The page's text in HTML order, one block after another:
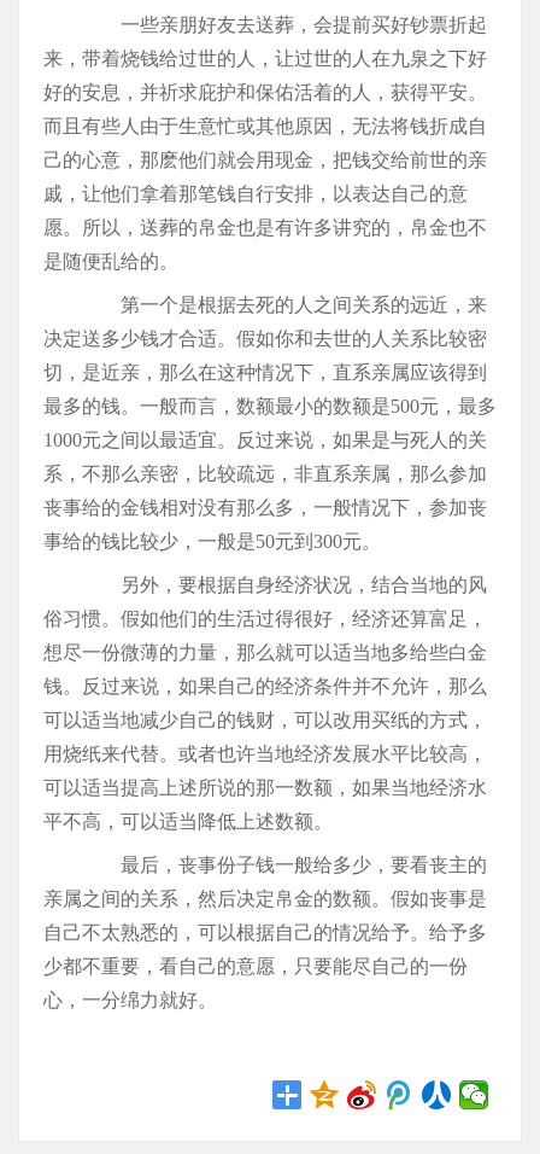
一些亲朋好友去送葬，会提前买好钞票折起
来，带着烧钱给过世的人，让过世的人在九泉之下好
好的安息，并祈求庇护和保佑活着的人，获得平安。
而且有些人由于生意忙或其他原因，无法将钱折成自
己的心意，那麽他们就会用现金，把钱交给前世的亲
戚，让他们拿着那笔钱自行安排，以表达自己的意
愿。所以，送葬的帛金也是有许多讲究的，帛金也不
是随便乱给的。
第一个是根据去死的人之间关系的远近，来
决定送多少钱才合适。假如你和去世的人关系比较密
切，是近亲，那么在这种情况下，直系亲属应该得到
最多的钱。一般而言，数额最小的数额是500元，最多
1000元之间以最适宜。反过来说，如果是与死人的关
系，不那么亲密，比较疏远，非直系亲属，那么参加
丧事给的金钱相对没有那么多，一般情况下，参加丧
事给的钱比较少，一般是50元到300元。
另外，要根据自身经济状况，结合当地的风
俗习惯。假如他们的生活过得很好，经济还算富足，
想尽一份微薄的力量，那么就可以适当地多给些白金
钱。反过来说，如果自己的经济条件并不允许，那么
可以适当地减少自己的钱财，可以改用买纸的方式，
用烧纸来代替。或者也许当地经济发展水平比较高，
可以适当提高上述所说的那一数额，如果当地经济水
平不高，可以适当降低上述数额。
最后，丧事份子钱一般给多少，要看丧主的
亲属之间的关系，然后决定帛金的数额。假如丧事是
自己不太熟悉的，可以根据自己的情况给予。给予多
少都不重要，看自己的意愿，只要能尽自己的一份
心，一分绵力就好。